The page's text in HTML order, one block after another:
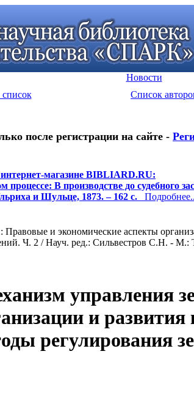
Новости
Список
после регистрации на сайте -
магазине BIBLIARD.RU:
процессе: В производстве до судебного
и Шульце, 1873. – 162 с.
и экономические аспекты
Ч. 2 / Науч. ред.: Сильвестров С.Н. - М.:
управления
и развития
регулирования